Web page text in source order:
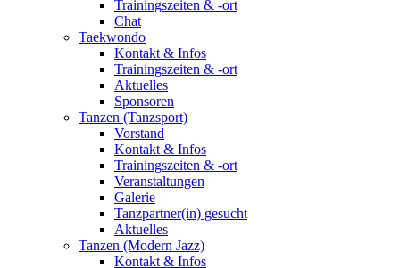
Trainingszeiten & -ort
Chat
Taekwondo
Kontakt & Infos
Trainingszeiten & -ort
Aktuelles
Sponsoren
Tanzen (Tanzsport)
Vorstand
Kontakt & Infos
Trainingszeiten & -ort
Veranstaltungen
Galerie
Tanzpartner(in) gesucht
Aktuelles
Tanzen (Modern Jazz)
Kontakt & Infos